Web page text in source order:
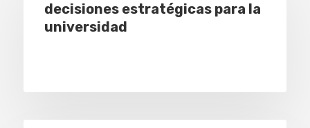
decisiones estratégicas para la
universidad